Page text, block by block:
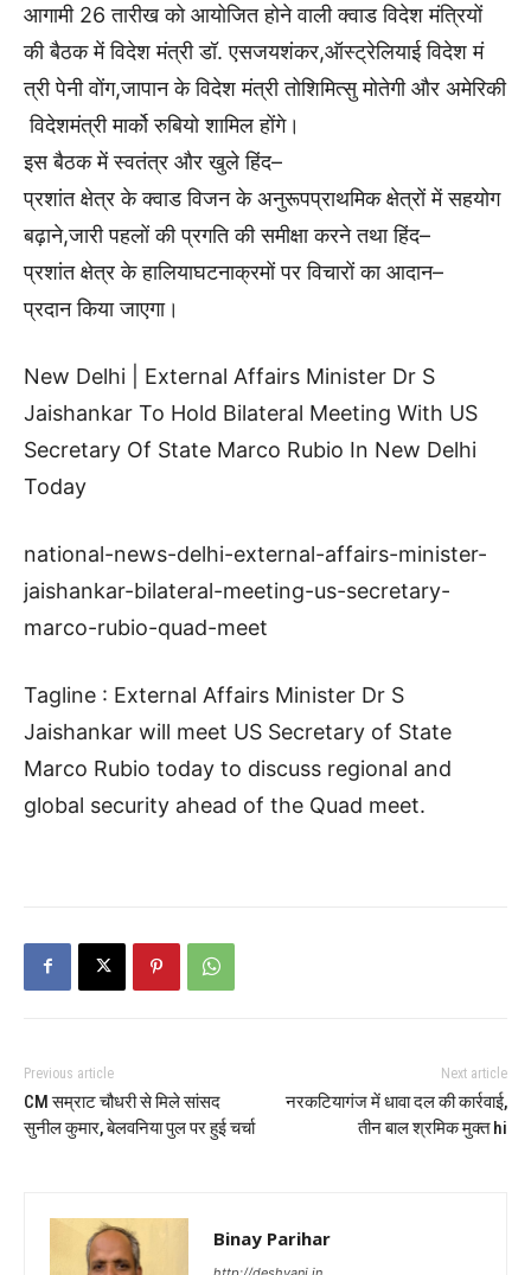
आगामी 26 तारीख को आयोजित होने वाली क्वाड विदेश मंत्रियों
की बैठक में विदेश मंत्री डॉ. एसजयशंकर,ऑस्ट्रेलियाई विदेश मं
त्री पेनी वोंग,जापान के विदेश मंत्री तोशिमित्सु मोतेगी और अमेरिकी
विदेशमंत्री मार्को रुबियो शामिल होंगे।
इस बैठक में स्वतंत्र और खुले हिंद–
प्रशांत क्षेत्र के क्वाड विजन के अनुरूपप्राथमिक क्षेत्रों में सहयोग
बढ़ाने,जारी पहलों की प्रगति की समीक्षा करने तथा हिंद–
प्रशांत क्षेत्र के हालियाघटनाक्रमों पर विचारों का आदान–
प्रदान किया जाएगा।
New Delhi | External Affairs Minister Dr S
Jaishankar To Hold Bilateral Meeting With US
Secretary Of State Marco Rubio In New Delhi
Today
national-news-delhi-external-affairs-minister-
jaishankar-bilateral-meeting-us-secretary-
marco-rubio-quad-meet
Tagline : External Affairs Minister Dr S
Jaishankar will meet US Secretary of State
Marco Rubio today to discuss regional and
global security ahead of the Quad meet.
Previous article
CM सम्राट चौधरी से मिले सांसद
सुनील कुमार, बेलवनिया पुल पर हुई चर्चा
Next article
नरकटियागंज में धावा दल की कार्रवाई,
तीन बाल श्रमिक मुक्त hi
Binay Parihar